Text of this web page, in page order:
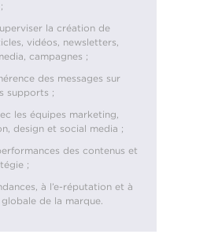
la création de
vidéos, newsletters,
campagnes ;
des messages sur
supports ;
les équipes marketing,
design et social media ;
des contenus et
;
à l’e-réputation et à
de la marque.